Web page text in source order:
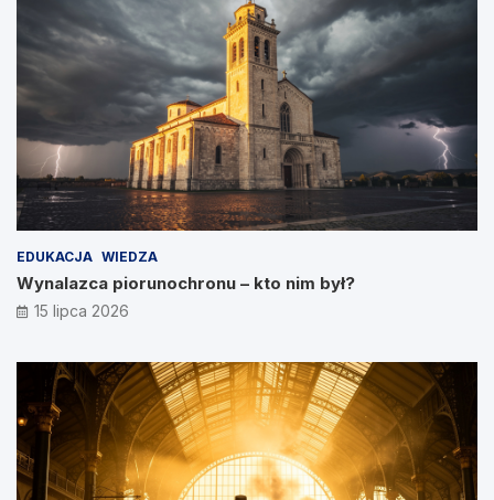
EDUKACJA WIEDZA
Wynalazca piorunochronu – kto nim był?
15 lipca 2026